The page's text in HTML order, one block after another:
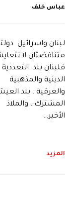
عباس خلف
لبنان واسرائيل
متناقضتان لا
فلبنان بلد التعددية
الدينية والمذهبية
والعرقية . بلد
المشترك ، والملاذ
الأخير…
المزيد